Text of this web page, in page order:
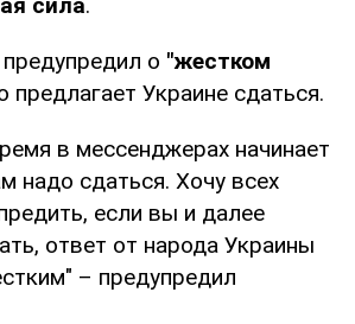
о "жестком
предлагает Украине сдаться.
в мессенджерах начинает
надо сдаться. Хочу всех
если вы и далее
ответ от народа Украины
– предупредил